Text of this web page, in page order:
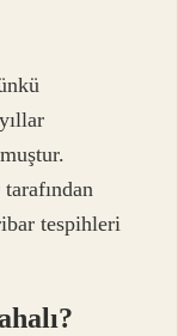
tespihleri